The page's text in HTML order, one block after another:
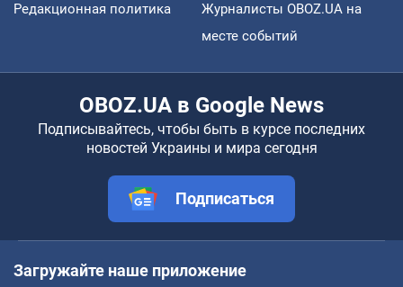
Редакционная политика
Журналисты OBOZ.UA на
месте событий
OBOZ.UA в Google News
Подписывайтесь, чтобы быть в курсе последних
новостей Украины и мира сегодня
Подписаться
Загружайте наше приложение